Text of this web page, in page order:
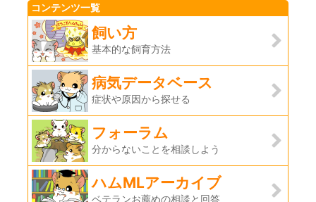
コンテンツ一覧
飼い方
基本的な飼育方法
病気データベース
症状や原因から探せる
フォーラム
分からないことを相談しよう
ハムMLアーカイブ
ベテランお薦めの相談と回答